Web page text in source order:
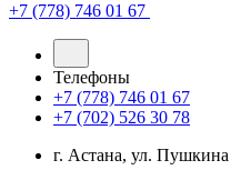
+7 (778) 746 01 67
Телефоны
+7 (778) 746 01 67
+7 (702) 526 30 78
г. Астана, ул.